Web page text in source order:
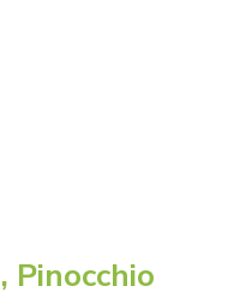
Pinocchio